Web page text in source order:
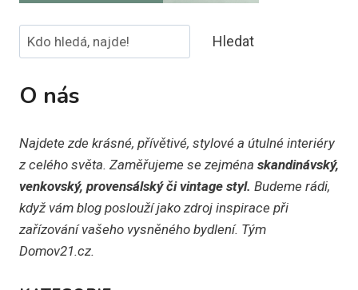
Hledat Hledat
O nás
Najdete zde krásné, přívětivé, stylové a útulné interiéry
z celého světa. Zaměřujeme se zejména skandinávský,
venkovský, provensálský či vintage styl. Budeme rádi,
když vám blog poslouží jako zdroj inspirace při
zařízování vašeho vysněného bydlení. Tým
Domov21.cz.